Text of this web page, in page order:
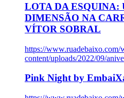
LOTA DA ESQUINA:
DIMENSÃO NA
VÍTOR SOBRAL
https://www.ruadebaixo.com/
content/uploads/2022/09/
Pink Night by